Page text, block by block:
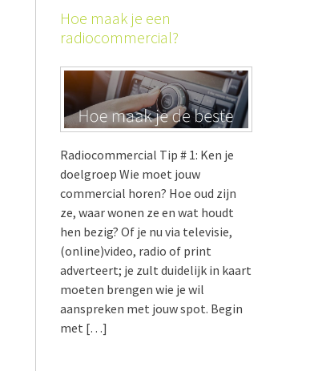
Hoe maak je een
radiocommercial?
Radiocommercial Tip # 1: Ken je
doelgroep Wie moet jouw
commercial horen? Hoe oud zijn
ze, waar wonen ze en wat houdt
hen bezig? Of je nu via televisie,
(online)video, radio of print
adverteert; je zult duidelijk in kaart
moeten brengen wie je wil
aanspreken met jouw spot. Begin
met […]